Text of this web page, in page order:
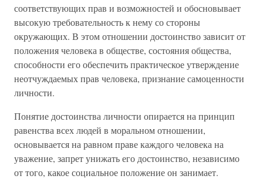
соответствующих прав и возможностей и обосновывает
высокую требовательность к нему со стороны
окружающих. В этом отношении достоинство зависит от
положения человека в обществе, состояния общества,
способности его обеспечить практическое утверждение
неотчуждаемых прав человека, признание самоценности
личности.
Понятие достоинства личности опирается на принцип
равенства всех людей в моральном отношении,
основывается на равном праве каждого человека на
уважение, запрет унижать его достоинство, независимо
от того, какое социальное положение он занимает.